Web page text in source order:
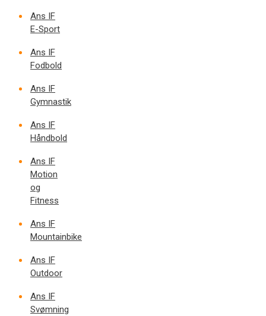
Ans IF
E-Sport
Ans IF
Fodbold
Ans IF
Gymnastik
Ans IF
Håndbold
Ans IF
Motion
og
Fitness
Ans IF
Mountainbike
Ans IF
Outdoor
Ans IF
Svømning